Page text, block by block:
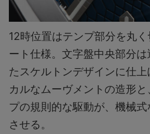
12時位置はテンプ部分を丸
ート仕様。文字盤中央部分
たスケルトンデザインに仕
カルなムーヴメントの造形
プの規則的な駆動が、機械
させる。